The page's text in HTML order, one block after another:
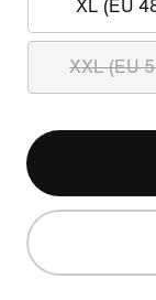
XL (EU
XXL (EU